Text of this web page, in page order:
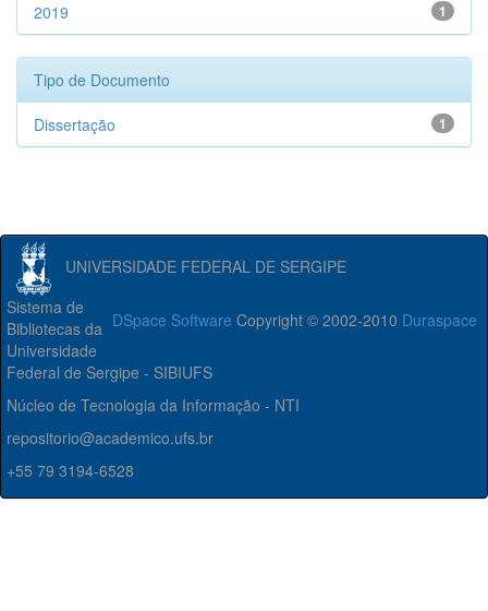
1
2019
Tipo de Documento
1
Dissertação
UNIVERSIDADE FEDERAL DE SERGIPE
DSpace Software Copyright © 2002-2010 Duraspace
Sistema de
Bibliotecas da
Universidade
Federal de Sergipe - SIBIUFS
Núcleo de Tecnologia da Informação - NTI
repositorio@academico.ufs.br
+55 79 3194-6528